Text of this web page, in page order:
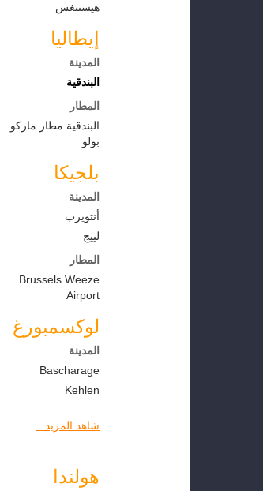
هيستنغس
إيطاليا
المدينة
البندقية
المطار
البندقية مطار ماركو
بولو
بلجيكا
المدينة
أنتويرب
لييج
المطار
Brussels Weeze
Airport
لوكسمبورغ
المدينة
Bascharage
Kehlen
شاهد المزيد...
هولندا